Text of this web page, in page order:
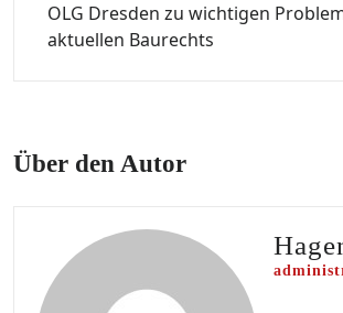
OLG Dresden zu wichtigen
aktuellen Baurechts
Über den Autor